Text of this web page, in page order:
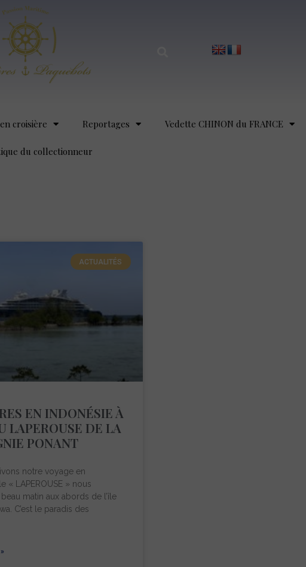
croisière Reportages Vedette CHINON du FRANCE
du collectionneur
ACTUALITÉS
EN INDONÉSIE À
LAPEROUSE DE LA
PONANT
notre voyage en
« LAPEROUSE » nous
matin aux abords de l’île
C’est le paradis des